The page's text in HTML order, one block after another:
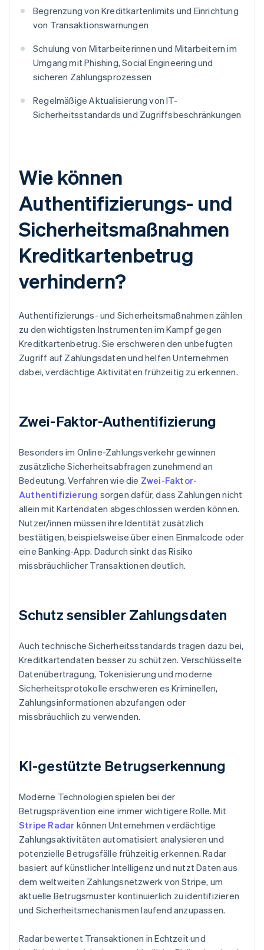
Begrenzung von Kreditkartenlimits und Einrichtung
von Transaktionswarnungen
Schulung von Mitarbeiterinnen und Mitarbeitern im
Umgang mit Phishing, Social Engineering und
sicheren Zahlungsprozessen
Regelmäßige Aktualisierung von IT-
Sicherheitsstandards und Zugriffsbeschränkungen
Wie können
Authentifizierungs- und
Sicherheitsmaßnahmen
Kreditkartenbetrug
verhindern?
Authentifizierungs- und Sicherheitsmaßnahmen zählen
zu den wichtigsten Instrumenten im Kampf gegen
Kreditkartenbetrug. Sie erschweren den unbefugten
Zugriff auf Zahlungsdaten und helfen Unternehmen
dabei, verdächtige Aktivitäten frühzeitig zu erkennen.
Zwei-Faktor-Authentifizierung
Besonders im Online-Zahlungsverkehr gewinnen
zusätzliche Sicherheitsabfragen zunehmend an
Bedeutung. Verfahren wie die Zwei-Faktor-
Authentifizierung sorgen dafür, dass Zahlungen nicht
allein mit Kartendaten abgeschlossen werden können.
Nutzer/innen müssen ihre Identität zusätzlich
bestätigen, beispielsweise über einen Einmalcode oder
eine Banking-App. Dadurch sinkt das Risiko
missbräuchlicher Transaktionen deutlich.
Schutz sensibler Zahlungsdaten
Auch technische Sicherheitsstandards tragen dazu bei,
Kreditkartendaten besser zu schützen. Verschlüsselte
Datenübertragung, Tokenisierung und moderne
Sicherheitsprotokolle erschweren es Kriminellen,
Zahlungsinformationen abzufangen oder
missbräuchlich zu verwenden.
KI-gestützte Betrugserkennung
Moderne Technologien spielen bei der
Betrugsprävention eine immer wichtigere Rolle. Mit
Stripe Radar können Unternehmen verdächtige
Zahlungsaktivitäten automatisiert analysieren und
potenzielle Betrugsfälle frühzeitig erkennen. Radar
basiert auf künstlicher Intelligenz und nutzt Daten aus
dem weltweiten Zahlungsnetzwerk von Stripe, um
aktuelle Betrugsmuster kontinuierlich zu identifizieren
und Sicherheitsmechanismen laufend anzupassen.
Radar bewertet Transaktionen in Echtzeit und